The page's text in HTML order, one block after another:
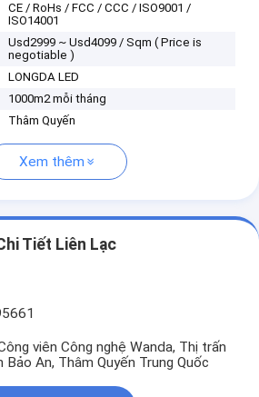
CE / RoHs / FCC / CCC / ISO9001 /
ISO14001
Usd2999 ~ Usd4099 / Sqm ( Price is
negotiable )
LONGDA LED
1000m2 mỗi tháng
Thâm Quyến
Xem thêm
Tiết Liên Lạc
viên Công nghệ Wanda, Thị trấn
Bảo An, Thâm Quyến Trung Quốc